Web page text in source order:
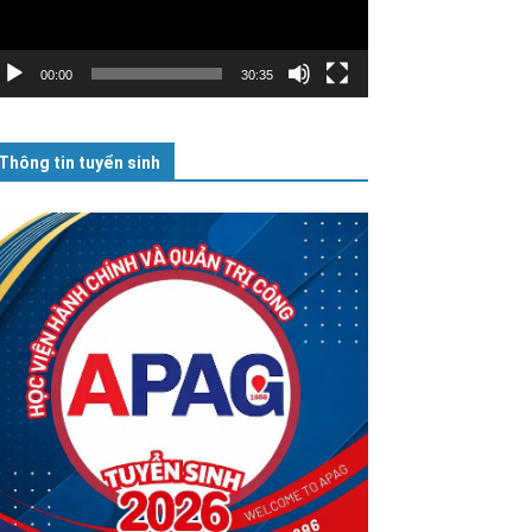
00:00 30:35
Thông tin tuyển sinh